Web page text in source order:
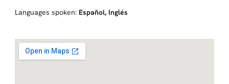
Languages spoken: Español, Inglés